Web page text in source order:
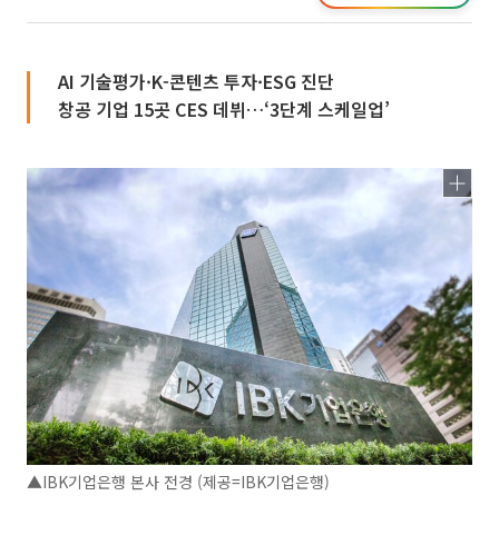
AI 기술평가·K-콘텐츠 투자·ESG 진단
창공 기업 15곳 CES 데뷔…‘3단계 스케일업’
▲IBK기업은행 본사 전경 (제공=IBK기업은행)